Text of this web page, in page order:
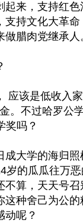
起来，支持红
支持文化大革命
腊肉党继承人
应该是低收入
。不过哈罗公
奖吗？
成大学的海归
岁的瓜瓜往万恶
不算，天天号召
种舍己为公的
动呢？